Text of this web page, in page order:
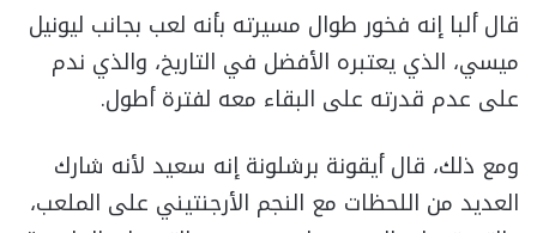
قال ألبا إنه فخور طوال مسيرته بأنه لعب بجانب ليونيل
ميسي، الذي يعتبره الأفضل في التاريخ، والذي ندم
على عدم قدرته على البقاء معه لفترة أطول.
ومع ذلك، قال أيقونة برشلونة إنه سعيد لأنه شارك
العديد من اللحظات مع النجم الأرجنتيني على الملعب،